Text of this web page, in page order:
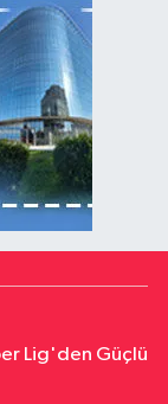
Lig'den Güçlü